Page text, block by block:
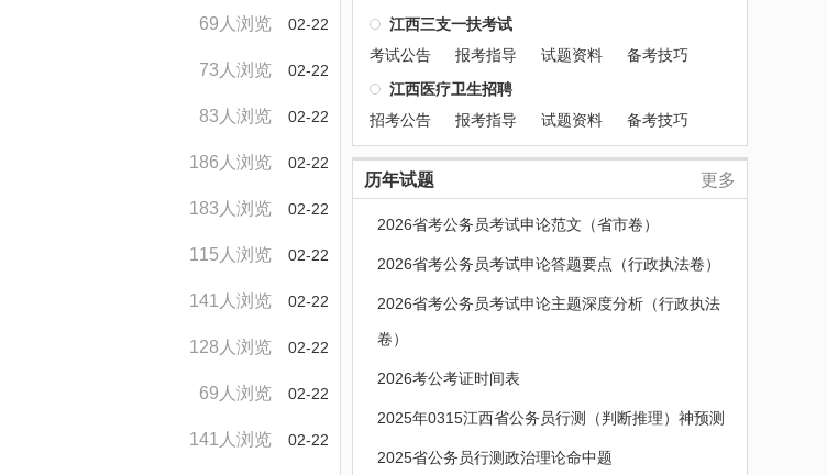
02-22
69人浏览
02-22
73人浏览
02-22
83人浏览
02-22
186人浏览
02-22
183人浏览
02-22
115人浏览
02-22
141人浏览
02-22
128人浏览
02-22
69人浏览
02-22
141人浏览
江西三支一扶考试
考试公告
报考指导 试题资料
备考技巧
江西医疗卫生招聘
招考公告
报考指导 试题资料 备考技巧
历年试题 更多
2026省考公务员考试申论范文（省市卷）
2026省考公务员考试申论答题要点（行政执法卷）
2026省考公务员考试申论主题深度分析（行政执法
卷）
2026考公考证时间表
2025年0315江西省公务员行测（判断推理）神预测
2025省公务员行测政治理论命中题